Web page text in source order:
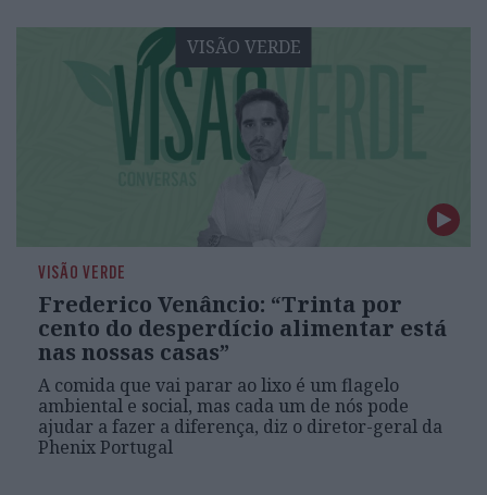
VISÃO VERDE
VISÃO VERDE
Frederico Venâncio: “Trinta por
cento do desperdício alimentar está
nas nossas casas”
A comida que vai parar ao lixo é um flagelo
ambiental e social, mas cada um de nós pode
ajudar a fazer a diferença, diz o diretor-geral da
Phenix Portugal